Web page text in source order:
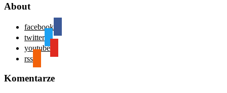
About
facebook
twitter
youtube
rss
Komentarze